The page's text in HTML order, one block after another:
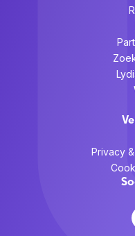
Privacy